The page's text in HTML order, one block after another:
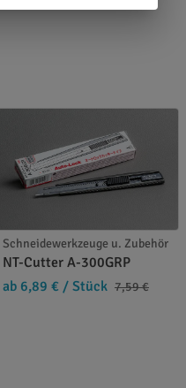
Schneidewerkzeuge u. Zubehör
NT-Cutter A-300GRP
ab 6,89 € / Stück 7,59 €